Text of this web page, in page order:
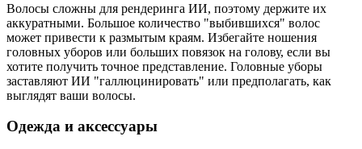
Волосы сложны для рендеринга ИИ, поэтому держите их
аккуратными. Большое количество "выбившихся" волос
может привести к размытым краям. Избегайте ношения
головных уборов или больших повязок на голову, если вы
хотите получить точное представление. Головные уборы
заставляют ИИ "галлюцинировать" или предполагать, как
выглядят ваши волосы.
Одежда и аксессуары